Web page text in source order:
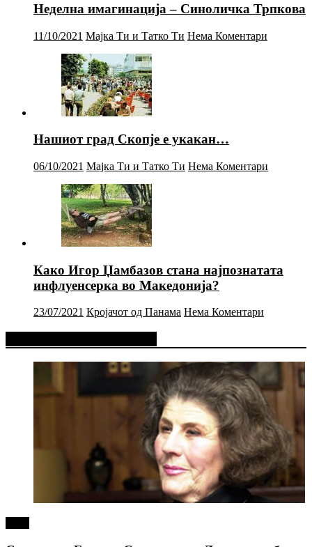
Неделна имагинација – Синоличка Трпкова
11/10/2021 Мајка Ти и Татко Ти Нема Коментари
Нашиот град Скопје е укакан…
06/10/2021 Мајка Ти и Татко Ти Нема Коментари
Како Игор Џамбазов стана најпознатата
инфлуенсерка во Македонија?
23/07/2021 Кројачот од Панама Нема Коментари